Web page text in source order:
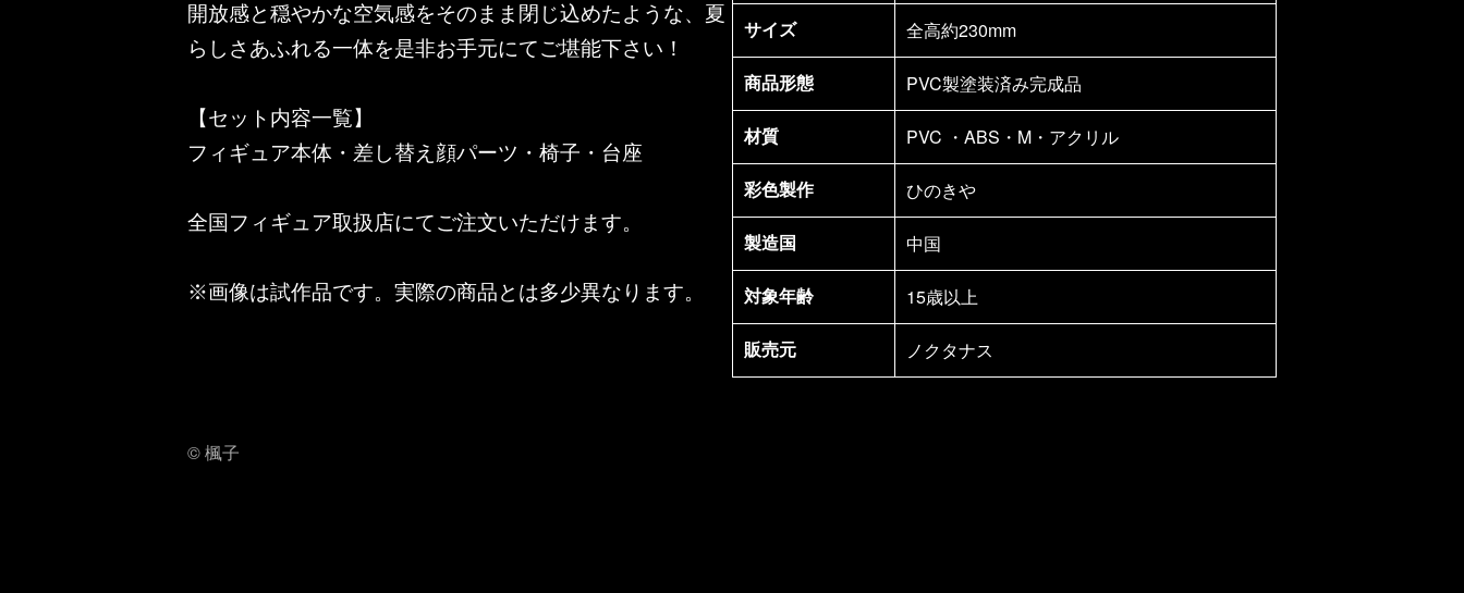
開放感と穏やかな空気感をそのまま閉じ込めたような、夏
らしさあふれる一体を是非お手元にてご堪能下さい！
【セット内容一覧】
フィギュア本体・差し替え顔パーツ・椅子・台座
全国フィギュア取扱店にてご注文いただけます。
※画像は試作品です。実際の商品とは多少異なります。
サイズ 全高約230mm
商品形態 PVC製塗装済み完成品
材質 PVC ・ABS・M・アクリル
彩色製作 ひのきや
製造国 中国
対象年齢 15歳以上
販売元 ノクタナス
© 楓子